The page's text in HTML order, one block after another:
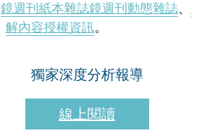
鏡週刊紙本雜誌鏡週刊動態雜誌、
解內容授權資訊。
獨家深度分析報導
線上閱讀